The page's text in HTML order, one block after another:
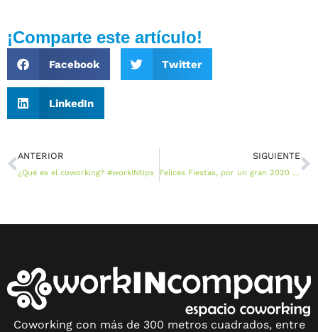
¡Comparte este artículo!
Facebook Twitter
LinkedIn
ANTERIOR
¿Qué es el coworking? #workINtips
SIGUIENTE
Felices Fiestas, por un gran 2020 lleno de coworking y alegría
Coworking con más de 300 metros cuadrados, entre